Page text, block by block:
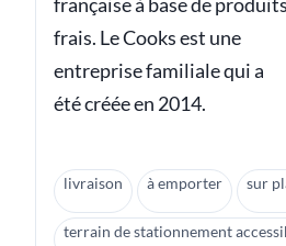
française à base de produits
frais. Le Cooks est une
entreprise familiale qui a
été créée en 2014.
livraison à emporter sur
terrain de stationnement